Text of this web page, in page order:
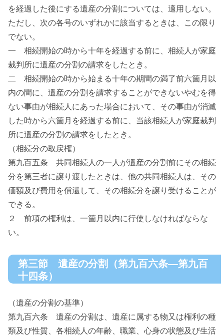
を経過した後にする遺産の分割については、適用しない。
ただし、次の各号のいずれかに該当するときは、この限り
でない。
一 相続開始の時から十年を経過する前に、相続人が家庭
裁判所に遺産の分割の請求をしたとき。
二 相続開始の時から始まる十年の期間の満了前六箇月以
内の間に、遺産の分割を請求することができないやむを得
ない事由が相続人にあった場合において、その事由が消滅
した時から六箇月を経過する前に、当該相続人が家庭裁判
所に遺産の分割の請求をしたとき。
（相続分の取戻権）
第九百五条 共同相続人の一人が遺産の分割前にその相続
分を第三者に譲り渡したときは、他の共同相続人は、その
価額及び費用を償還して、その相続分を譲り受けることが
できる。
２ 前項の権利は、一箇月以内に行使しなければならな
い。
第三節 遺産の分割（第九百六条―第九百
十四条）
（遺産の分割の基準）
第九百六条 遺産の分割は、遺産に属する物又は権利の種
類及び性質、各相続人の年齢、職業、心身の状態及び生活